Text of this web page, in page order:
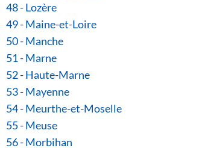
48 - Lozère
49 - Maine-et-Loire
50 - Manche
51 - Marne
52 - Haute-Marne
53 - Mayenne
54 - Meurthe-et-Moselle
55 - Meuse
56 - Morbihan